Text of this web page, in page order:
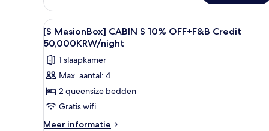
Credit
50,000
KRW
per
night
+
Laundry
laden
/
Long
Stay(4
nights
or
more)
Benefit:
F&B
Credit
50,000
per
Alle
foto's
voor
[S
MasionBox]
CABIN
S
10%
Een modern interieur met
1
[S MasionBox] CABIN S 10% OFF+F&B Credit
50,000KRW/night
1 slaapkamer
Max. aantal: 4
2 queensize bedden
Gratis wifi
Meer informatie
Meer